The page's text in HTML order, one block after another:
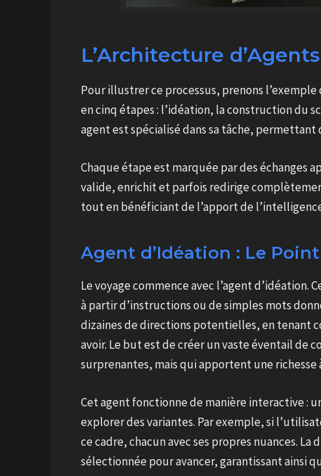
L’Architecture
Pour illustrer ce processus, prenons
en cinq étapes : l’idéation, la construction du
agent est spécialisé dans sa tâche,
Chaque étape est marquée par des échanges
valide, enrichit et parfois redirige
tout en bénéficiant de l’apport de
Agent d’Idéation : Le
Le voyage commence avec l’agent
à partir d’instructions ou de simples mots
dizaines de directions potentielles, en tenant
avoir. Le but est de créer un vaste éventail
surprenantes, mais qui apportent une richesse
Cet agent fonctionne de manière interactive :
explorer des variantes. Par exemple, si
ce cadre, chacun avec ses propres nuances.
sélectionnée pour avancer, garantissant ainsi